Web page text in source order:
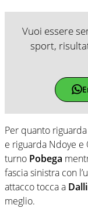
Vuoi essere
sport,
Per quanto
e riguarda Ndoye e
turno Pobega
fascia sinistra con
attacco tocca a
meglio.